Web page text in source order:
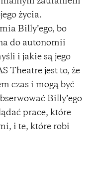
życia.
Billy’ego, bo
do autonomii
i jakie są jego
Theatre jest to, że
czas i mogą być
Billy’ego
prace, które
i te, które robi